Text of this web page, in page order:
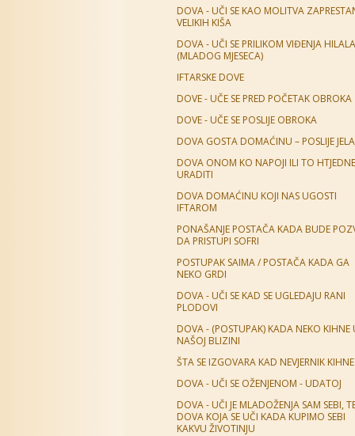
DOVA - UČI SE KAO MOLITVA
VELIKIH KIŠA
DOVA - UČI SE PRILIKOM VIĐENJA HILALA
(MLADOG MJESECA)
IFTARSKE DOVE
DOVE - UČE SE PRED POČETAK OBROKA
DOVE - UČE SE POSLIJE OBROKA
DOVA GOSTA DOMAĆINU – POSLIJE JELA
DOVA ONOM KO NAPOJI ILI TO HTJEDNE
URADITI
DOVA DOMAĆINU KOJI NAS UGOSTI
IFTAROM
PONAŠANJE POSTAČA KADA BUDE
DA PRISTUPI SOFRI
POSTUPAK SAIMA / POSTAČA KADA GA
NEKO GRDI
DOVA - UČI SE KAD SE UGLEDAJU RANI
PLODOVI
DOVA - (POSTUPAK) KADA NEKO KIHNE
NAŠOJ BLIZINI
ŠTA SE IZGOVARA KAD NEVJERNIK KIHNE
DOVA - UČI SE OŽENJENOM - UDATOJ
DOVA - UČI JE MLADOŽENJA SAM SEBI,
DOVA KOJA SE UČI KADA KUPIMO SEBI
KAKVU ŽIVOTINJU